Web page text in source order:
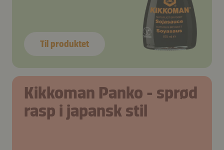
Til produktet
Kikkoman Panko - sprød
rasp i japansk stil